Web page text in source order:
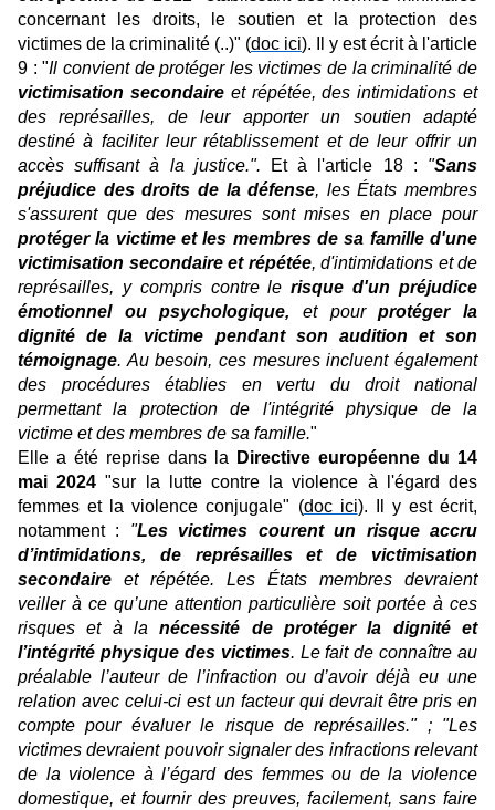
concernant les droits, le soutien et la protection des
victimes de la criminalité (..)" (doc ici). Il y est écrit à l'article
9 : "Il convient de protéger les victimes de la criminalité de
victimisation secondaireet répétée, des intimidations et
des représailles, de leur apporter un soutien adapté
destiné à faciliter leur rétablissement et de leur offrir un
accès suffisant à la justice.".
Et à l'article 18 : "Sans
préjudice des droits de la défense, les États membres
s'assurent que des mesures sont mises en place pour
protéger la victime et les membres de sa famille d'une
victimisation secondaire et répétée, d'intimidations et de
représailles, y compris contre lerisque d'un préjudice
émotionnel ou psychologique, et pourprotéger la
dignité de la victime pendant son audition et son
témoignage. Au besoin, ces mesures incluent également
des procédures établies en vertu du droit national
permettant la protection de l'intégrité physique de la
victime et des membres de sa famille."
Elle a été reprise dans la
Directive européenne du 14
mai 2024 "sur la lutte contre la violence à l'égard des
femmes et la violence conjugale" (doc ici). Il y est écrit,
notamment : "Les victimes courent un risque accru
d’intimidations, de représailles et de victimisation
secondaire et répétée. Les États membres devraient
veiller à ce qu’une attention particulière soit portée à ces
risques et à lanécessité de protéger la dignité et
l’intégrité physique des victimes. Le fait de connaître au
préalable l’auteur de l’infraction ou d’avoir déjà eu une
relation avec celui-ci est un facteur qui devrait être pris en
compte pour évaluer le risque de représailles." ; "Les
victimes devraient pouvoir signaler des infractions relevant
de la violence à l’égard des femmes ou de la violence
domestique, et fournir des preuves, facilement, sans faire